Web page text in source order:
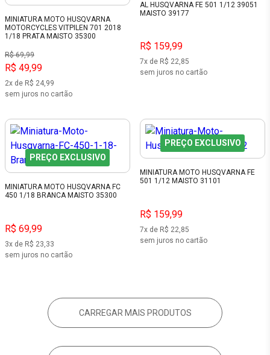
MINIATURA MOTO HUSQVARNA
MOTORCYCLES VITPILEN 701 2018
1/18 PRATA MAISTO 35300
R$ 69,99
R$ 49,99
2x de R$ 24,99
sem juros no cartão
AL HUSQVARNA FE 501 1/12 39051
MAISTO 39177
R$ 159,99
7x de R$ 22,85
sem juros no cartão
PREÇO EXCLUSIVO
MINIATURA MOTO HUSQVARNA FC
450 1/18 BRANCA MAISTO 35300
R$ 69,99
3x de R$ 23,33
sem juros no cartão
PREÇO EXCLUSIVO
MINIATURA MOTO HUSQVARNA FE
501 1/12 MAISTO 31101
R$ 159,99
7x de R$ 22,85
sem juros no cartão
CARREGAR MAIS PRODUTOS